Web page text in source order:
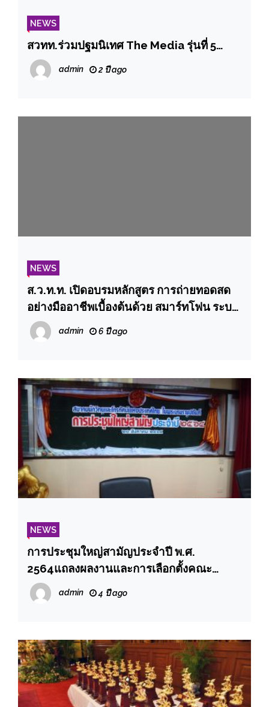
NEWS
สวทท.ร่วมปฐมนิเทศ The Media รุ่นที่ 5…
admin 2 ปี ago
NEWS
ส.ว.ท.ท. เปิดอบรมหลักสูตร การถ่ายทอดสด
อย่างมืออาชีพเบื้องต้นด้วย สมาร์ทโฟน ระบบ
Android และ ios รุ่นที่ 2
admin 6 ปี ago
NEWS
การประชุมใหญ่สามัญประจำปี พ.ศ.
2564แถลงผลงานและการเลือกตั้งคณะ
กรรมการบริหารชุดใหม่ (วาระปี2565-2566)
admin 4 ปี ago